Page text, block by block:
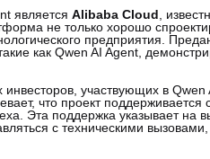
является Alibaba Cloud ,
не только хорошо
предприятия.
как Qwen AI Agent,
участвующих в
что проект
Эта поддержка указывает
с техническими